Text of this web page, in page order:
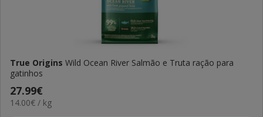
True Origins Wild Ocean River Salmão e Truta ração para
gatinhos
Preço
27.99€
27.99€
14.00€
14.00€ / kg